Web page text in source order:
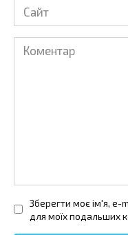
Сайт
Коментар
Зберегти моє ім'я, e-
для моїх подальших